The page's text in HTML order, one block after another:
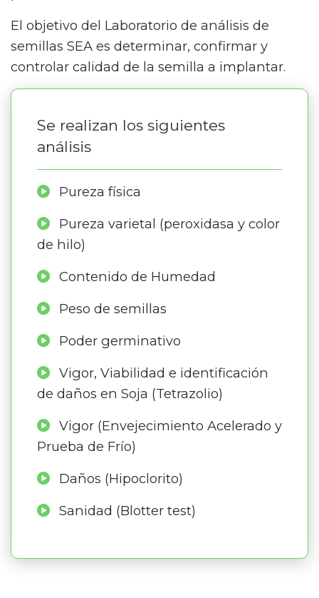
El objetivo del Laboratorio de análisis de
semillas SEA es determinar, confirmar y
controlar calidad de la semilla a implantar.
Se realizan los siguientes
análisis
Pureza física
Pureza varietal (peroxidasa y color
de hilo)
Contenido de Humedad
Peso de semillas
Poder germinativo
Vigor, Viabilidad e identificación
de daños en Soja (Tetrazolio)
Vigor (Envejecimiento Acelerado y
Prueba de Frío)
Daños (Hipoclorito)
Sanidad (Blotter test)